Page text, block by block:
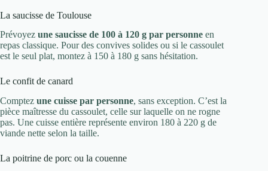
La saucisse de Toulouse
Prévoyez une saucisse de 100 à 120 g par personne en
repas classique. Pour des convives solides ou si le cassoulet
est le seul plat, montez à 150 à 180 g sans hésitation.
Le confit de canard
Comptez une cuisse par personne, sans exception. C’est la
pièce maîtresse du cassoulet, celle sur laquelle on ne rogne
pas. Une cuisse entière représente environ 180 à 220 g de
viande nette selon la taille.
La poitrine de porc ou la couenne